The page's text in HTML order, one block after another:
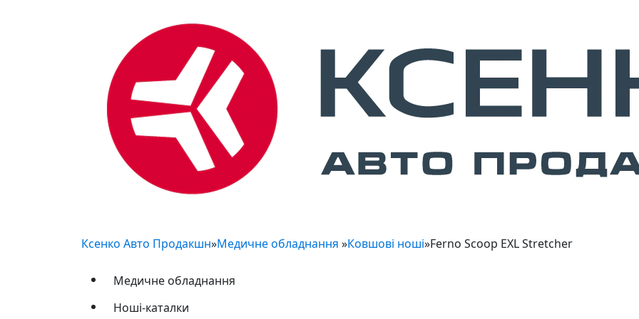
Ксенко Авто Продакшн»Медичне обладнання »Ковшові ноші»Ferno Scoop EXL Stretcher
Медичне обладнання
Ноші-каталки